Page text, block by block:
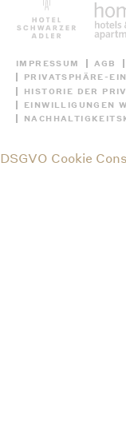
IMPRESSUM AGB
PRIVATSPHÄRE-
HISTORIE DER
EINWILLIGUNGEN
DSGVO Cookie